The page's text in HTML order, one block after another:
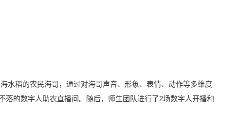
水稻的农民海哥，通过对海哥声音、形象、表情、动作等多维度
的数字人助农直播间。随后，师生团队进行了2场数字人开播和